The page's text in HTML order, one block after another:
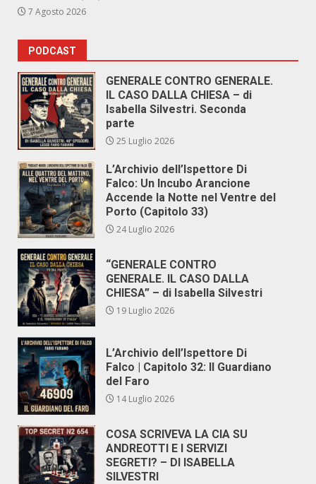
7 Agosto 2026
PODCAST
GENERALE CONTRO GENERALE.
IL CASO DALLA CHIESA – di
Isabella Silvestri. Seconda
parte
25 Luglio 2026
L’Archivio dell’Ispettore Di
Falco: Un Incubo Arancione
Accende la Notte nel Ventre del
Porto (Capitolo 33)
24 Luglio 2026
“GENERALE CONTRO
GENERALE. IL CASO DALLA
CHIESA” – di Isabella Silvestri
19 Luglio 2026
L’Archivio dell’Ispettore Di
Falco | Capitolo 32: Il Guardiano
del Faro
14 Luglio 2026
COSA SCRIVEVA LA CIA SU
ANDREOTTI E I SERVIZI
SEGRETI? – DI ISABELLA
SILVESTRI